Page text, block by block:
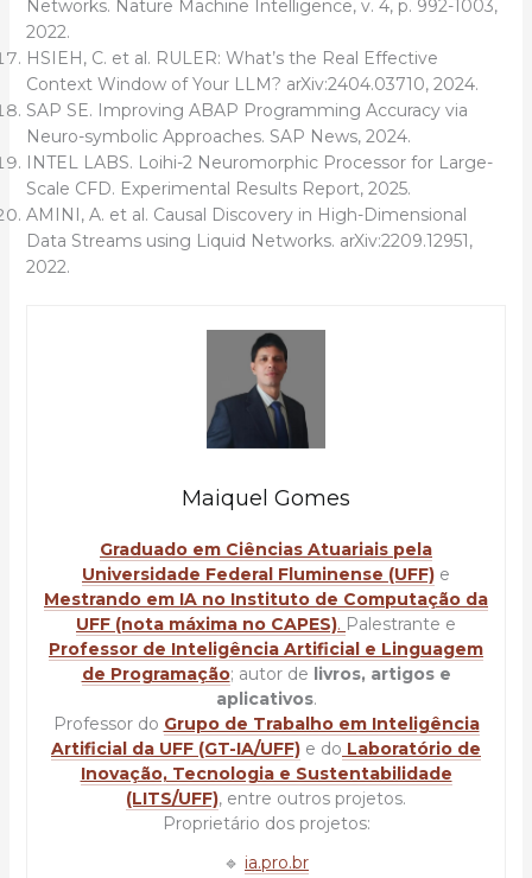
Networks. Nature Machine Intelligence, v. 4, p. 992-1003,
2022.
HSIEH, C. et al. RULER: What’s the Real Effective
Context Window of Your LLM? arXiv:2404.03710, 2024.
SAP SE. Improving ABAP Programming Accuracy via
Neuro-symbolic Approaches. SAP News, 2024.
INTEL LABS. Loihi-2 Neuromorphic Processor for Large-
Scale CFD. Experimental Results Report, 2025.
AMINI, A. et al. Causal Discovery in High-Dimensional
Data Streams using Liquid Networks. arXiv:2209.12951,
2022.
Maiquel Gomes
Graduado em Ciências Atuariais pela
Universidade Federal Fluminense (UFF) e
Mestrando em IA no Instituto de Computação da
UFF (nota máxima no CAPES). Palestrante e
Professor de Inteligência Artificial e Linguagem
de Programação; autor de livros, artigos e
aplicativos.
Professor do Grupo de Trabalho em Inteligência
Artificial da UFF (GT-IA/UFF) e do Laboratório de
Inovação, Tecnologia e Sustentabilidade
(LITS/UFF), entre outros projetos.
Proprietário dos projetos:
🔹 ia.pro.br